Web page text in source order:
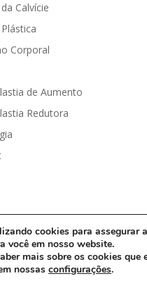
Calvície
Corporal
de Aumento
Redutora
Eschiletti | Todos os Direitos
de Privacidade
cookies para assegurar
você em nosso website.
mais sobre os cookies
nossas configurações.